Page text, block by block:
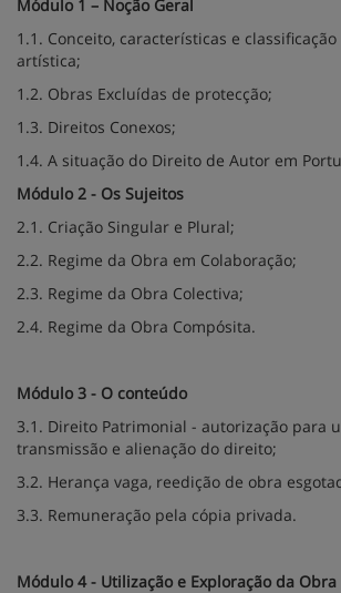
Módulo 1 – Noção Geral
1.1. Conceito, características e
artística;
1.2. Obras Excluídas de protecção;
1.3. Direitos Conexos;
1.4. A situação do Direito de Autor em
Módulo 2 - Os Sujeitos
2.1. Criação Singular e Plural;
2.2. Regime da Obra em Colaboração;
2.3. Regime da Obra Colectiva;
2.4. Regime da Obra Compósita.
Módulo 3 - O conteúdo
3.1. Direito Patrimonial - autorização para
transmissão e alienação do direito;
3.2. Herança vaga, reedição de obra
3.3. Remuneração pela cópia privada.
Módulo 4 - Utilização e Exploração da Obra